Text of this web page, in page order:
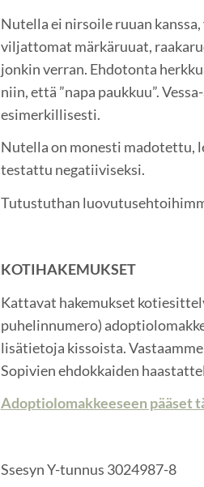
Nutella ei nirsoile ruuan
viljattomat märkäruuat,
jonkin verran. Ehdotonta
niin, että ”napa paukkuu”.
esimerkillisesti.
Nutella on monesti madotettu,
testattu negatiiviseksi.
Tutustuthan
KOTIHAKEMUKSET
Kattavat hakemukset
puhelinnumero)
lisätietoja kissoista.
Sopivien ehdokkaiden
Adoptiolomakkeeseen pääset
Ssesyn Y-tunnus 3024987-8